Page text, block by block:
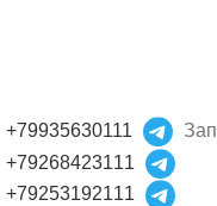
+79935630111
+79268423111
+79253192111